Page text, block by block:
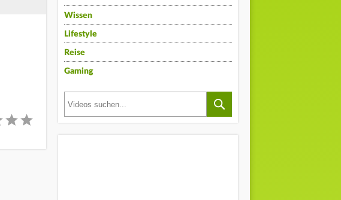
Wissen
Lifestyle
Reise
Gaming